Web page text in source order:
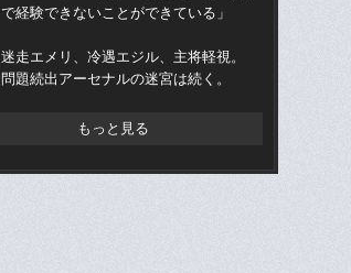
で経験できないことができている」
迷走エメリ、冷遇エジル、主将軽視。
問題続出アーセナルの迷宮は続く。
もっと見る